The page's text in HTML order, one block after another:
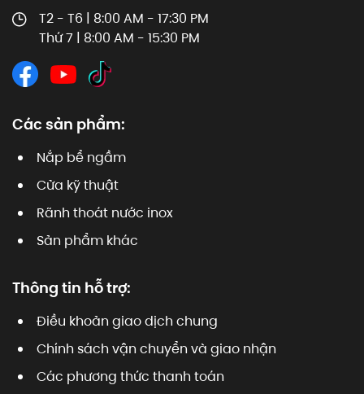
T2 - T6 | 8:00 AM - 17:30 PM
Thứ 7 | 8:00 AM - 15:30 PM
Các sản phẩm:
Nắp bể ngầm
Cửa kỹ thuật
Rãnh thoát nước inox
Sản phẩm khác
Thông tin hỗ trợ:
Điều khoản giao dịch chung
Chính sách vận chuyển và giao nhận
Các phương thức thanh toán